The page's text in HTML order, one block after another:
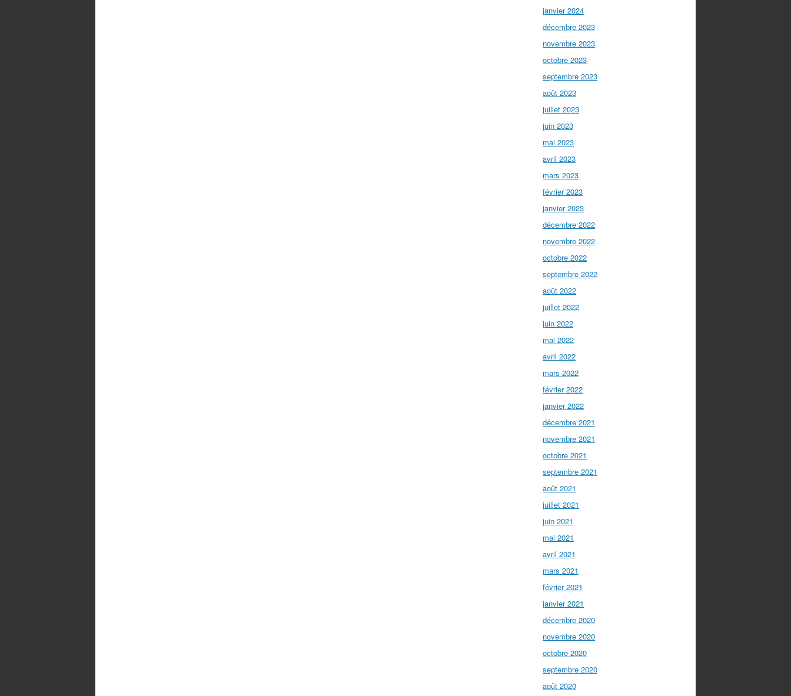
janvier 2024
décembre 2023
novembre 2023
octobre 2023
septembre 2023
août 2023
juillet 2023
juin 2023
mai 2023
avril 2023
mars 2023
février 2023
janvier 2023
décembre 2022
novembre 2022
octobre 2022
septembre 2022
août 2022
juillet 2022
juin 2022
mai 2022
avril 2022
mars 2022
février 2022
janvier 2022
décembre 2021
novembre 2021
octobre 2021
septembre 2021
août 2021
juillet 2021
juin 2021
mai 2021
avril 2021
mars 2021
février 2021
janvier 2021
décembre 2020
novembre 2020
octobre 2020
septembre 2020
août 2020